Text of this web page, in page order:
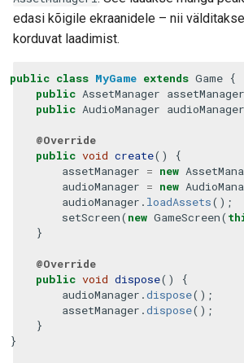
edasi kõigile ekraanidele – nii
korduvat laadimist.
public class MyGame extends Game {
public AssetManager assetManager
public AudioManager audioManager
@Override
public void create()
{
assetManager = new
audioManager = new
audioManager . loadAssets();
setScreen( new GameScreen(
}
@Override
public void dispose()
{
audioManager .dispose();
assetManager .dispose();
}
}